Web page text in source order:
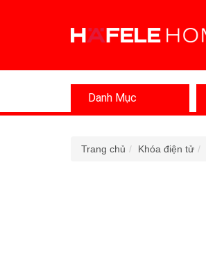
Danh Mục
Trang chủ Khóa điện tử